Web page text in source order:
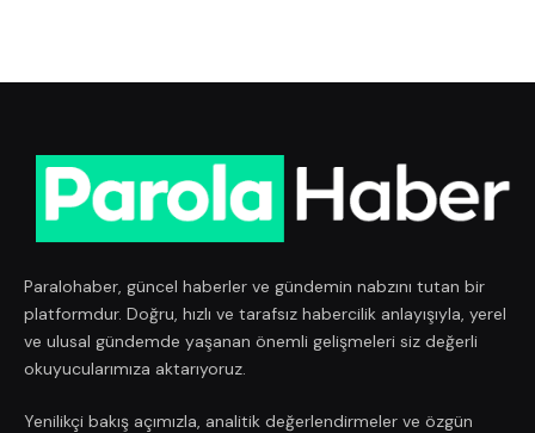
Paralohaber, güncel haberler ve gündemin nabzını tutan bir
platformdur. Doğru, hızlı ve tarafsız habercilik anlayışıyla, yerel
ve ulusal gündemde yaşanan önemli gelişmeleri siz değerli
okuyucularımıza aktarıyoruz.
Yenilikçi bakış açımızla, analitik değerlendirmeler ve özgün